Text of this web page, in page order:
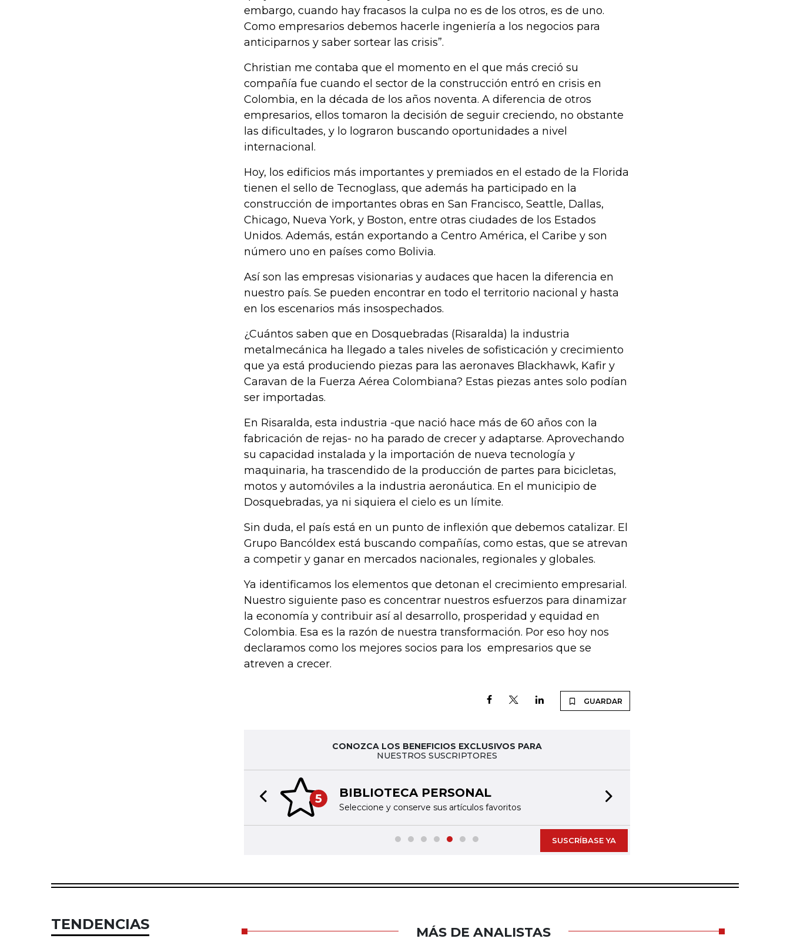
embargo, cuando hay fracasos la culpa no es de los otros, es de uno.
Como empresarios debemos hacerle ingeniería a los negocios para
anticiparnos y saber sortear las crisis”.
Christian me contaba que el momento en el que más creció su
compañía fue cuando el sector de la construcción entró en crisis en
Colombia, en la década de los años noventa. A diferencia de otros
empresarios, ellos tomaron la decisión de seguir creciendo, no obstante
las dificultades, y lo lograron buscando oportunidades a nivel
internacional.
Hoy, los edificios más importantes y premiados en el estado de la Florida
tienen el sello de Tecnoglass, que además ha participado en la
construcción de importantes obras en San Francisco, Seattle, Dallas,
Chicago, Nueva York, y Boston, entre otras ciudades de los Estados
Unidos. Además, están exportando a Centro América, el Caribe y son
número uno en países como Bolivia.
Así son las empresas visionarias y audaces que hacen la diferencia en
nuestro país. Se pueden encontrar en todo el territorio nacional y hasta
en los escenarios más insospechados.
¿Cuántos saben que en Dosquebradas (Risaralda) la industria
metalmecánica ha llegado a tales niveles de sofisticación y crecimiento
que ya está produciendo piezas para las aeronaves Blackhawk, Kafir y
Caravan de la Fuerza Aérea Colombiana? Estas piezas antes solo podían
ser importadas.
En Risaralda, esta industria -que nació hace más de 60 años con la
fabricación de rejas- no ha parado de crecer y adaptarse. Aprovechando
su capacidad instalada y la importación de nueva tecnología y
maquinaria, ha trascendido de la producción de partes para bicicletas,
motos y automóviles a la industria aeronáutica. En el municipio de
Dosquebradas, ya ni siquiera el cielo es un límite.
Sin duda, el país está en un punto de inflexión que debemos catalizar. El
Grupo Bancóldex está buscando compañías, como estas, que se atrevan
a competir y ganar en mercados nacionales, regionales y globales.
Ya identificamos los elementos que detonan el crecimiento empresarial.
Nuestro siguiente paso es concentrar nuestros esfuerzos para dinamizar
la economía y contribuir así al desarrollo, prosperidad y equidad en
Colombia. Esa es la razón de nuestra transformación. Por eso hoy nos
declaramos como los mejores socios para los empresarios que se
atreven a crecer.
GUARDAR
CONOZCA LOS BENEFICIOS EXCLUSIVOS PARA
NUESTROS SUSCRIPTORES
5 BIBLIOTECA PERSONAL
Seleccione y conserve sus artículos favoritos
Previous slide
SUSCRÍBASE YA
TENDENCIAS MÁS DE ANALISTAS